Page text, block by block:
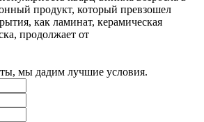
продукт, который превзошел
как ламинат, керамическая
продолжает от
мы дадим лучшие условия.